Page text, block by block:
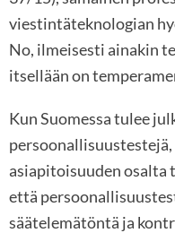
viestintäteknologian
No, ilmeisesti ainakin
itsellään on
Kun Suomessa tulee
asiapitoisuuden osalta
että
säätelemätöntä ja